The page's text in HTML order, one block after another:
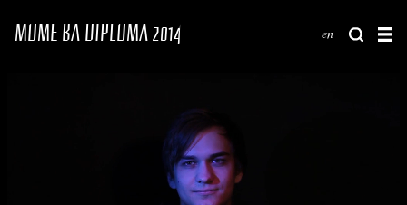
MOME BA DIPLOMA 2014 en